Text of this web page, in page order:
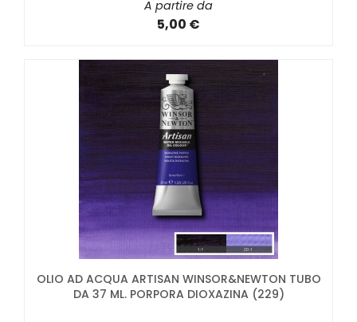
A partire da
5,00 €
OLIO AD ACQUA ARTISAN WINSOR&NEWTON TUBO
DA 37 ML. PORPORA DIOXAZINA (229)